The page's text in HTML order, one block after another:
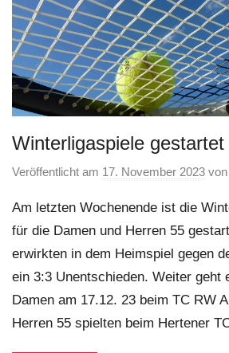
Winterligaspiele gestartet
Veröffentlicht am 17. November 2023
Am letzten Wochenende ist die
für die Damen und Herren 55
erwirkten in dem Heimspiel gegen
ein 3:3 Unentschieden. Weiter geht
Damen am 17.12. 23 beim TC RW
Herren 55 spielten beim Hertener